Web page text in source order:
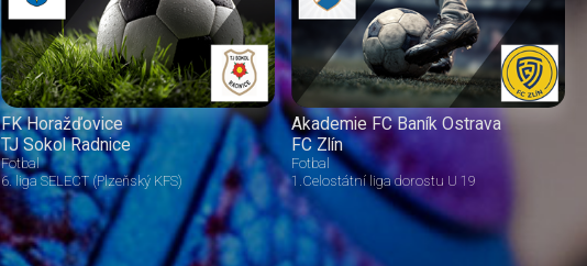
FK Horažďovice
TJ Sokol Radnice
Fotbal
6. liga SELECT (Plzeňský KFS)
Akademie FC Baník Ostrava
FC Zlín
Fotbal
1.Celostátní liga dorostu U 19